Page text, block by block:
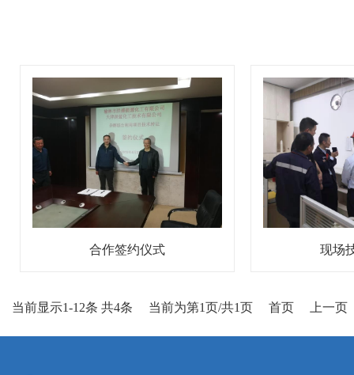
合作签约仪式 现场
当前显示1-12条 共4条 当前为第1页/共1页 首页 上一页